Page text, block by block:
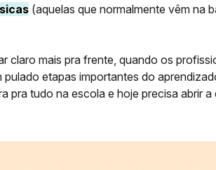
(aquelas que normalmente vêm na
claro mais pra frente, quando os
etapas importantes do
pra tudo na escola e hoje precisa abrir a